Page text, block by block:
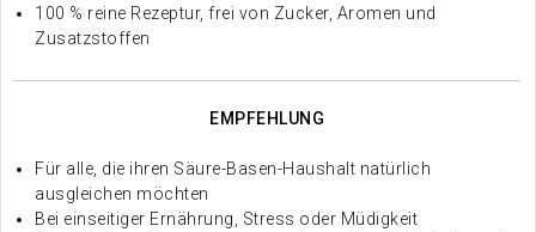
100 % reine Rezeptur, frei von Zucker, Aromen und
Zusatzstoffen
EMPFEHLUNG
Für alle, die ihren Säure-Basen-Haushalt natürlich
ausgleichen möchten
Bei einseitiger Ernährung, Stress oder Müdigkeit